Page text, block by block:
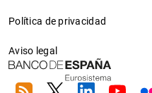
Política de privacidad
Aviso legal